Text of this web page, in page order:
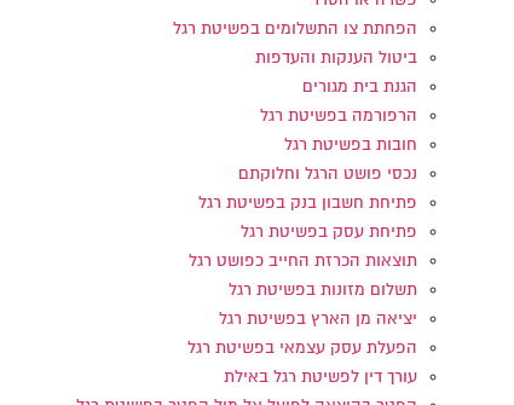
הפחתת צו התשלומים בפשיטת רגל
ביטול הענקות והעדפות
הגנת בית מגורים
הרפורמה בפשיטת רגל
חובות בפשיטת רגל
נכסי פושט הרגל וחלוקתם
פתיחת חשבון בנק בפשיטת רגל
פתיחת עסק בפשיטת רגל
תוצאות הכרזת החייב כפושט רגל
תשלום מזונות בפשיטת רגל
יציאה מן הארץ בפשיטת רגל
הפעלת עסק עצמאי בפשיטת רגל
עורך דין לפשיטת רגל באילת